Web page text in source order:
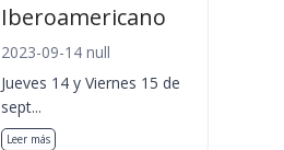
Iberoamericano
2023-09-14 null
Jueves 14 y Viernes 15 de
sept...
Leer más